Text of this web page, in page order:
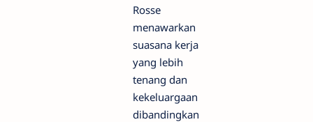
Rosse
menawarkan
suasana kerja
yang lebih
tenang dan
kekeluargaan
dibandingkan